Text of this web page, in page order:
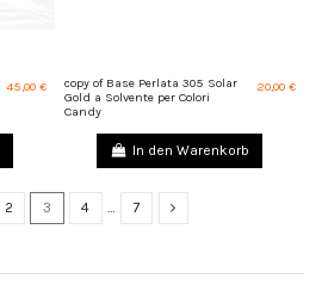
45,00 €
copy of Base Perlata 305 Solar
Gold a Solvente per Colori
Candy
20,00 €
In den Warenkorb
2 3 4 … 7